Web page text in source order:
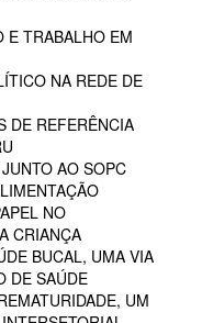
E TRABALHO EM
NA REDE DE
DE REFERÊNCIA
AO SOPC
NO
CRIANÇA
BUCAL, UMA VIA
DE SAÚDE
UM